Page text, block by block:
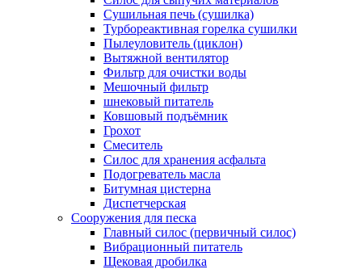
Сушильная печь (сушилка)
Турбореактивная горелка сушилки
Пылеуловитель (циклон)
Вытяжной вентилятор
Фильтр для очистки воды
Мешочный фильтр
шнековый питатель
Ковшовый подъёмник
Грохот
Смеситель
Силос для хранения асфальта
Подогреватель масла
Битумная цистерна
Диспетчерская
Сооружения для песка
Главный силос (первичный силос)
Вибрационный питатель
Щековая дробилка